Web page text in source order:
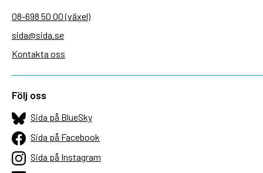
08-698 50 00 (växel)
sida@sida.se
Kontakta oss
Följ oss
Sida på BlueSky
Sida på Facebook
Sida på Instagram